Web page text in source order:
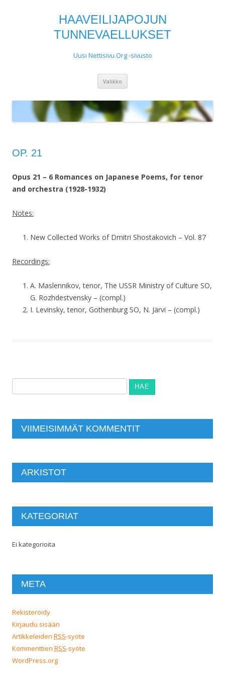
HAAVEILIJAPOJUN
TUNNEVAELLUKSET
Uusi Nettisivu.Org -sivusto
Valikko
OP. 21
Opus 21 – 6 Romances on Japanese Poems, for tenor
and orchestra (1928-1932)
Notes:
New Collected Works of Dmitri Shostakovich – Vol. 87
Recordings:
A. Maslennikov, tenor, The USSR Ministry of Culture SO,
G. Rozhdestvensky – (compl.)
I. Levinsky, tenor, Gothenburg SO, N. Järvi – (compl.)
VIIMEISIMMÄT KOMMENTIT
ARKISTOT
KATEGORIAT
Ei kategorioita
META
Rekisteröidy
Kirjaudu sisään
Artikkeleiden RSS-syöte
Kommenttien RSS-syöte
WordPress.org